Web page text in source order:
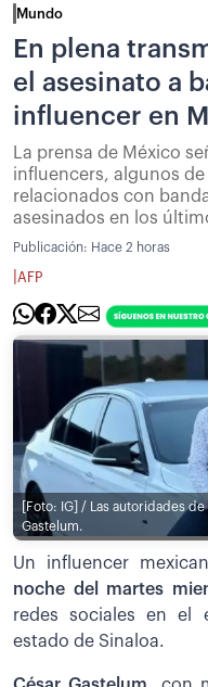
Mundo
En plena
el asesinato a
influencer en
La prensa de México
influencers, algunos
relacionados con
asesinados en los
Publicación: Hace 2 horas
AFP
[Foto: IG] / Las autoridades
Gastelum.
Un influencer
noche del martes
redes sociales en el
estado de Sinaloa.